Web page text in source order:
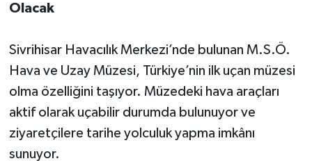
Olacak
Sivrihisar Havacılık Merkezi’nde bulunan M.S.Ö.
Hava ve Uzay Müzesi, Türkiye’nin ilk uçan müzesi
olma özelliğini taşıyor. Müzedeki hava araçları
aktif olarak uçabilir durumda bulunuyor ve
ziyaretçilere tarihe yolculuk yapma imkânı
sunuyor.